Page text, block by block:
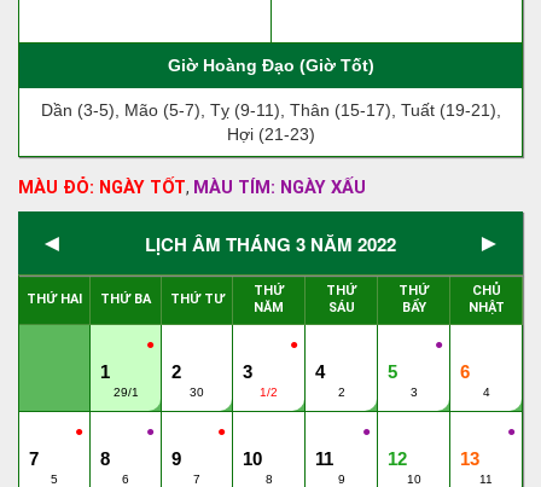
Giờ Hoàng Đạo (Giờ Tốt)
Dần (3-5), Mão (5-7), Tỵ (9-11), Thân (15-17), Tuất (19-21),
Hợi (21-23)
MÀU ĐỎ: NGÀY TỐT, MÀU TÍM: NGÀY XẤU
◄ LỊCH ÂM THÁNG 3 NĂM 2022 ►
THỨ HAI THỨ BA THỨ TƯ
THỨ
NĂM
THỨ
SÁU
THỨ
BẨY
CHỦ
NHẬT
●
1
29/1
2
30
●
3
1/2
4
2
●
5
3
6
4
●
7
5
●
8
6
●
9
7
10
8
●
11
9
12
10
●
13
11